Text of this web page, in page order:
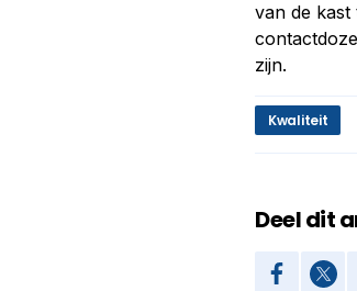
van de kast
zijn.
Kwaliteit
Deel dit